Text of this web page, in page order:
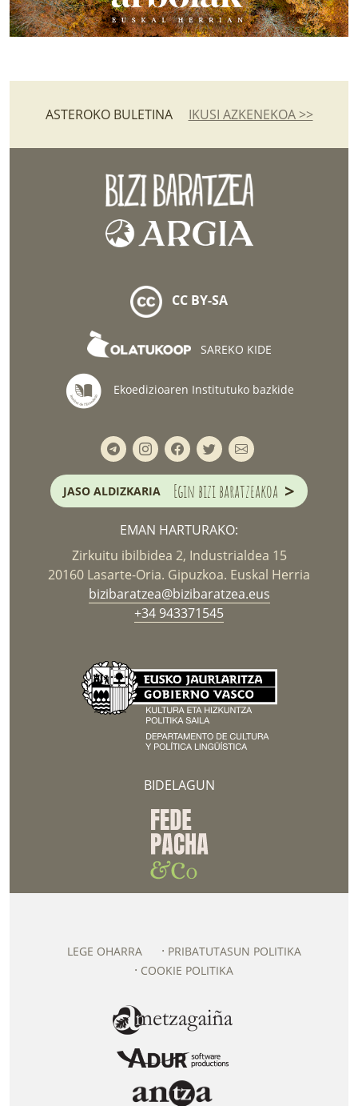
ASTEROKO BULETINA IKUSI AZKENEKOA >>
CC BY-SA
SAREKO KIDE
Ekoedizioaren Institutuko bazkide
JASO ALDIZKARIA Egin bizi baratzeakoa >
EMAN HARTURAKO:
Zirkuitu ibilbidea 2, Industrialdea 15
20160 Lasarte-Oria. Gipuzkoa. Euskal Herria
bizibaratzea@bizibaratzea.eus
+34 943371545
BIDELAGUN
LEGE OHARRA
PRIBATUTASUN POLITIKA
COOKIE POLITIKA